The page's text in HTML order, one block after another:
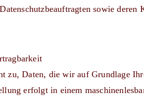
sowie
zu, Daten, die wir auf Grundlage
erfolgt in einem